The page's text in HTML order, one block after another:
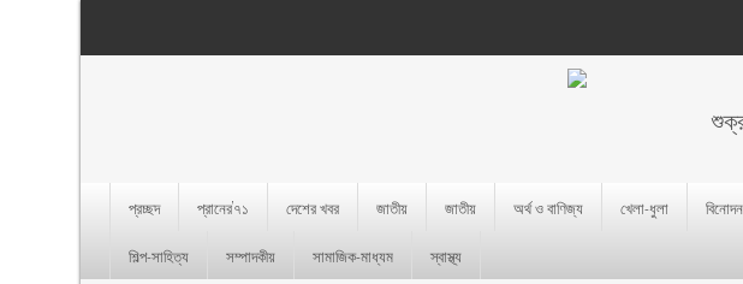
প্রচ্ছদ প্রানের’৭১ দেশের খবর জাতীয় জাতীয় অর্থ ও বাণিজ্য খেলা-ধুলা বিনোদন
শিল্প-সাহিত্য
সম্পাদকীয় সামাজিক-মাধ্যম স্বাস্থ্য